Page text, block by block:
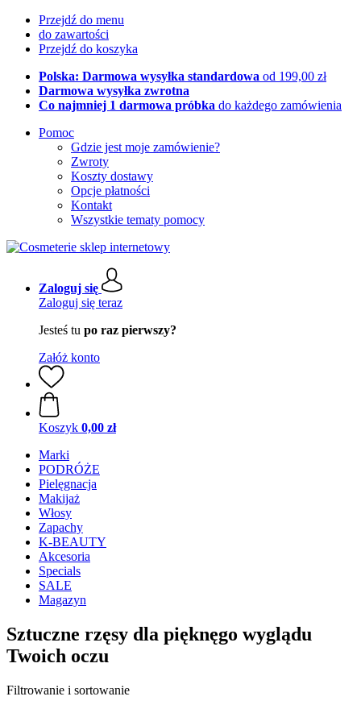
Przejdź do menu
do zawartości
Przejdź do koszyka
Polska: Darmowa wysyłka standardowa od 199,00 zł
Darmowa wysyłka zwrotna
Co najmniej 1 darmowa próbka do każdego zamówienia
Pomoc
Gdzie jest moje zamówienie?
Zwroty
Koszty dostawy
Opcje płatności
Kontakt
Wszystkie tematy pomocy
Zaloguj się
Zaloguj się teraz
Jesteś tu po raz pierwszy?
Załóż konto
Koszyk 0,00 zł
Marki
PODRÓŻE
Pielęgnacja
Makijaż
Włosy
Zapachy
K-BEAUTY
Akcesoria
Specials
SALE
Magazyn
Sztuczne rzęsy dla pięknęgo wyglądu
Twoich oczu
Filtrowanie i sortowanie